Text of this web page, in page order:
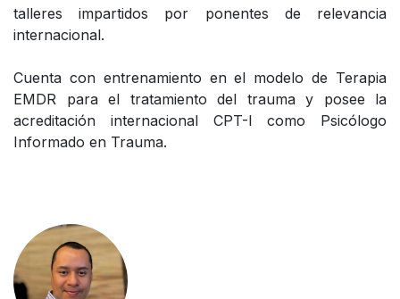
talleres impartidos por ponentes de relevancia
internacional.
Cuenta con entrenamiento en el modelo de Terapia
EMDR para el tratamiento del trauma y posee la
acreditación internacional CPT-I como Psicólogo
Informado en Trauma.